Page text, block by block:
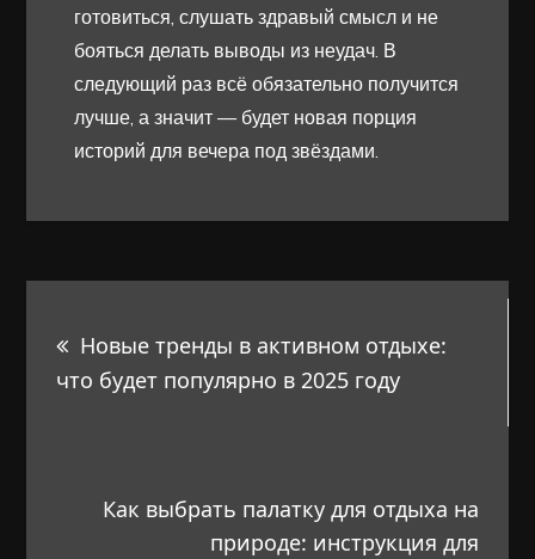
готовиться, слушать здравый смысл и не
бояться делать выводы из неудач. В
следующий раз всё обязательно получится
лучше, а значит — будет новая порция
историй для вечера под звёздами.
по
Новые тренды в активном отдыхе:
что будет популярно в 2025 году
Как выбрать палатку для отдыха на
природе: инструкция для